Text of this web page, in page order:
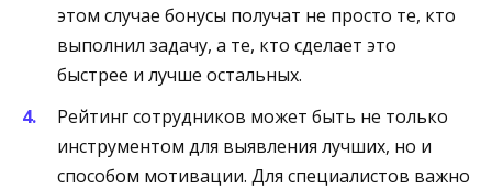
этом случае бонусы получат не просто те, кто
выполнил задачу, а те, кто сделает это
быстрее и лучше остальных.
Рейтинг сотрудников может быть не только
инструментом для выявления лучших, но и
способом мотивации. Для специалистов важно